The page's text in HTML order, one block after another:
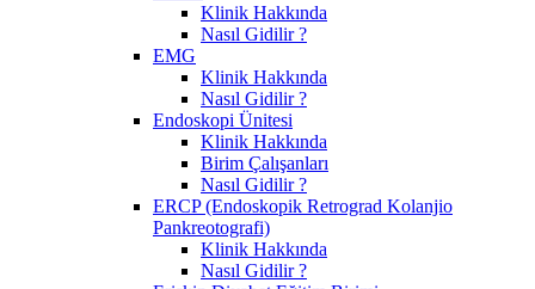
Klinik Hakkında
Nasıl Gidilir ?
EMG
Klinik Hakkında
Nasıl Gidilir ?
Endoskopi Ünitesi
Klinik Hakkında
Birim Çalışanları
Nasıl Gidilir ?
ERCP (Endoskopik Retrograd Kolanjio
Pankreotografi)
Klinik Hakkında
Nasıl Gidilir ?